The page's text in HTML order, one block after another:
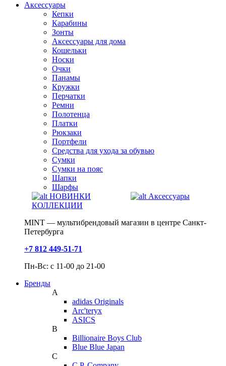
Аксессуары
Кепки
Карабины
Зонты
Аксессуары для дома
Кошельки
Носки
Очки
Панамы
Кружки
Перчатки
Ремни
Полотенца
Платки
Рюкзаки
Портфели
Средства для ухода за обувью
Сумки
Сумки на пояс
Шапки
Шарфы
НОВИНКИ
КОЛЛЕКЦИИ
Аксессуары
MINT — мультибрендовый магазин в центре Санкт-
Петербурга
+7 812 449-51-71
Пн-Вс: с 11-00 до 21-00
Бренды
A
adidas Originals
Arc'teryx
ASICS
B
Billionaire Boys Club
Blue Blue Japan
C